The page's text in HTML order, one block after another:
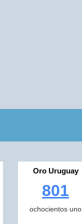
Oro Uruguay
801
ochocientos uno